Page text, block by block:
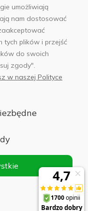
własnością:
176, NIP
umożliwiają
nam dostosować
tych plików i przejść
do swoich
zgody".
w naszej Polityce